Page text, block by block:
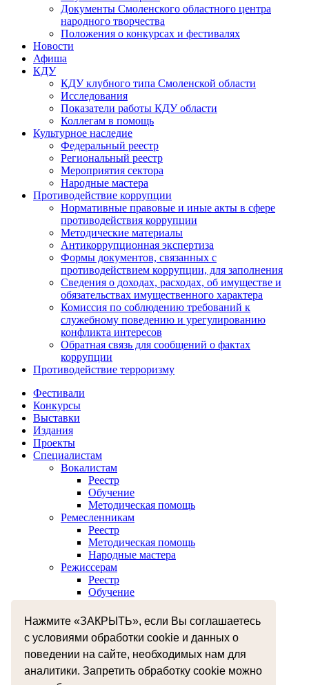
Нажмите «ЗАКРЫТЬ», если Вы соглашаетесь
с условиями обработки cookie и данных о
поведении на сайте, необходимых нам для
аналитики. Запретить обработку cookie можно
Документы Смоленского областного центра
народного творчества
Положения о конкурсах и фестивалях
Новости
Афиша
КДУ
КДУ клубного типа Смоленской области
Исследования
Показатели работы КДУ области
Коллегам в помощь
Культурное наследие
Федеральный реестр
Региональный реестр
Мероприятия сектора
Народные мастера
Противодействие коррупции
Нормативные правовые и иные акты в сфере
противодействия коррупции
Методические материалы
Антикоррупционная экспертиза
Формы документов, связанных с
противодействием коррупции, для заполнения
Сведения о доходах, расходах, об имуществе и
обязательствах имущественного характера
Комиссия по соблюдению требований к
служебному поведению и урегулированию
конфликта интересов
Обратная связь для сообщений о фактах
коррупции
Противодействие терроризму
Фестивали
Конкурсы
Выставки
Издания
Проекты
Специалистам
Вокалистам
Реестр
Обучение
Методическая помощь
Ремесленникам
Реестр
Методическая помощь
Народные мастера
Режиссерам
Реестр
Обучение
Реестр
Музыкантам
Реестр
Межнациональное сотрудничество
Независимая оценка качества оказания услуг